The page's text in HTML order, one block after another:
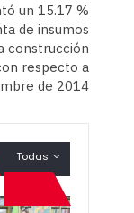
un 15.17 %
de insumos
construcción
respecto a
de 2014
Todas